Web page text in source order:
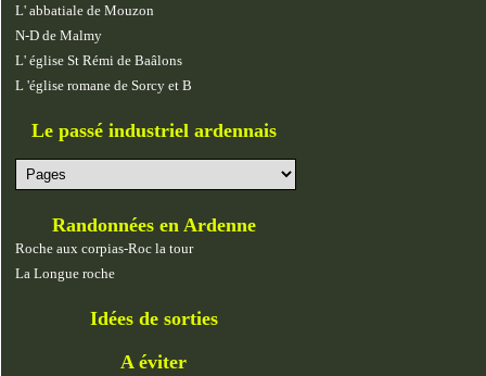
L' abbatiale de Mouzon
N-D de Malmy
L' église St Rémi de Baâlons
L 'église romane de Sorcy et B
Le passé industriel ardennais
Randonnées en Ardenne
Roche aux corpias-Roc la tour
La Longue roche
Idées de sorties
A éviter